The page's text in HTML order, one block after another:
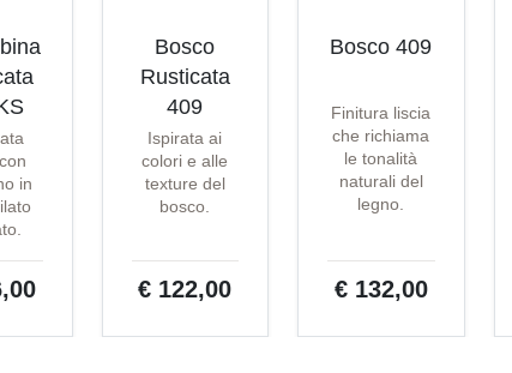
in
Bosco
Rusticata
409
Ispirata ai
colori e alle
texture del
bosco.
€ 122,00
Bosco 409
Finitura liscia
che richiama
le tonalità
naturali del
legno.
€ 132,00